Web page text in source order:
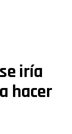
iría
hacer